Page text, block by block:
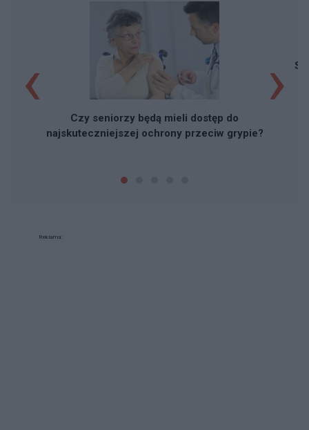
Czy seniorzy będą mieli dostęp do
najskuteczniejszej ochrony przeciw grypie?
‹ ›
Reklama: